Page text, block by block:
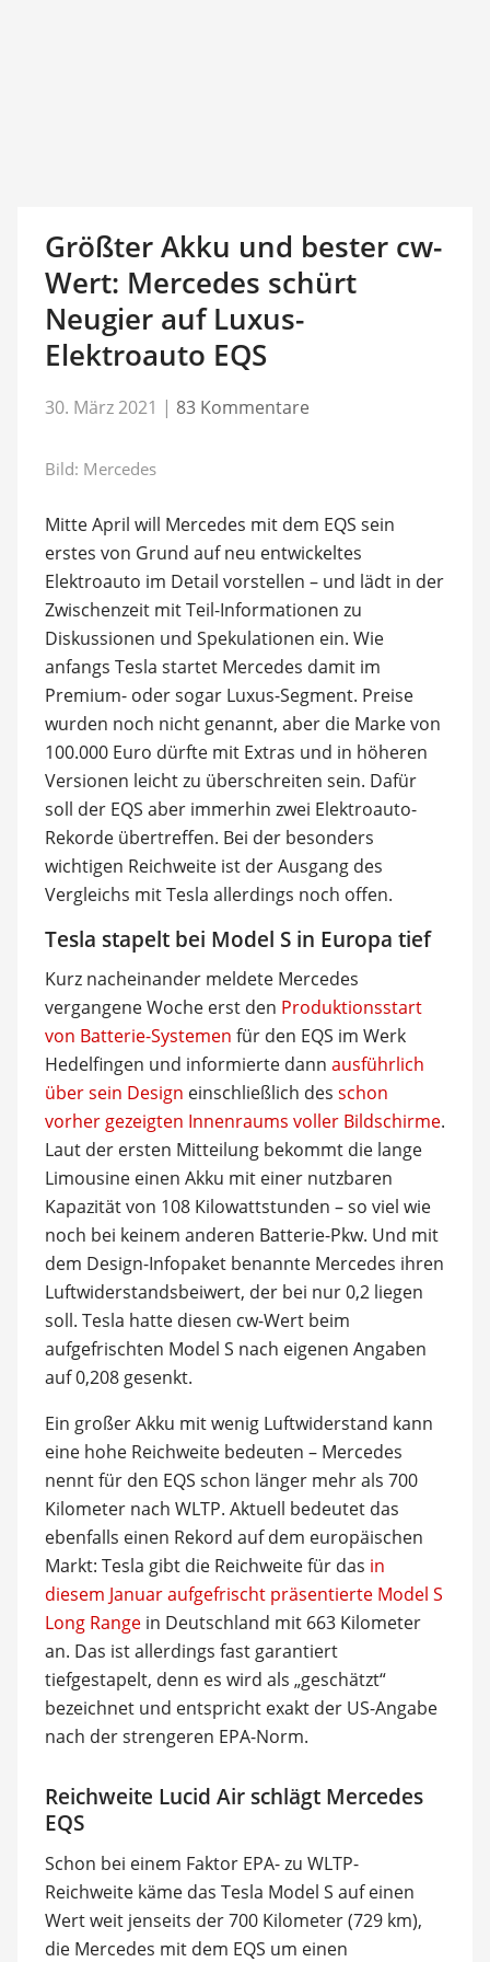
Größter Akku und bester cw-
Wert: Mercedes schürt
Neugier auf Luxus-
Elektroauto EQS
30. März 2021 | 83 Kommentare
Bild: Mercedes
Mitte April will Mercedes mit dem EQS sein
erstes von Grund auf neu entwickeltes
Elektroauto im Detail vorstellen – und lädt in der
Zwischenzeit mit Teil-Informationen zu
Diskussionen und Spekulationen ein. Wie
anfangs Tesla startet Mercedes damit im
Premium- oder sogar Luxus-Segment. Preise
wurden noch nicht genannt, aber die Marke von
100.000 Euro dürfte mit Extras und in höheren
Versionen leicht zu überschreiten sein. Dafür
soll der EQS aber immerhin zwei Elektroauto-
Rekorde übertreffen. Bei der besonders
wichtigen Reichweite ist der Ausgang des
Vergleichs mit Tesla allerdings noch offen.
Tesla stapelt bei Model S in Europa tief
Kurz nacheinander meldete Mercedes
vergangene Woche erst den Produktionsstart
von Batterie-Systemen für den EQS im Werk
Hedelfingen und informierte dann ausführlich
über sein Design einschließlich des schon
vorher gezeigten Innenraums voller Bildschirme.
Laut der ersten Mitteilung bekommt die lange
Limousine einen Akku mit einer nutzbaren
Kapazität von 108 Kilowattstunden – so viel wie
noch bei keinem anderen Batterie-Pkw. Und mit
dem Design-Infopaket benannte Mercedes ihren
Luftwiderstandsbeiwert, der bei nur 0,2 liegen
soll. Tesla hatte diesen cw-Wert beim
aufgefrischten Model S nach eigenen Angaben
auf 0,208 gesenkt.
Ein großer Akku mit wenig Luftwiderstand kann
eine hohe Reichweite bedeuten – Mercedes
nennt für den EQS schon länger mehr als 700
Kilometer nach WLTP. Aktuell bedeutet das
ebenfalls einen Rekord auf dem europäischen
Markt: Tesla gibt die Reichweite für das in
diesem Januar aufgefrischt präsentierte Model S
Long Rangein Deutschland mit 663 Kilometer
an. Das ist allerdings fast garantiert
tiefgestapelt, denn es wird als „geschätzt“
bezeichnet und entspricht exakt der US-Angabe
nach der strengeren EPA-Norm.
Reichweite Lucid Air schlägt Mercedes
EQS
Schon bei einem Faktor EPA- zu WLTP-
Reichweite käme das Tesla Model S auf einen
Wert weit jenseits der 700 Kilometer (729 km),
die Mercedes mit dem EQS um einen